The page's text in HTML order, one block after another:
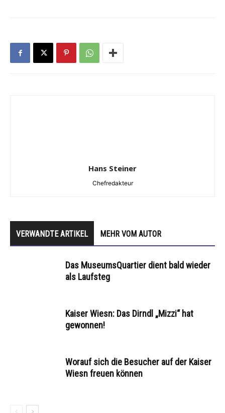
Hans Steiner
Chefredakteur
VERWANDTE ARTIKEL MEHR VOM AUTOR
Das MuseumsQuartier dient bald wieder
als Laufsteg
Kaiser Wiesn: Das Dirndl „Mizzi“ hat
gewonnen!
Worauf sich die Besucher auf der Kaiser
Wiesn freuen können